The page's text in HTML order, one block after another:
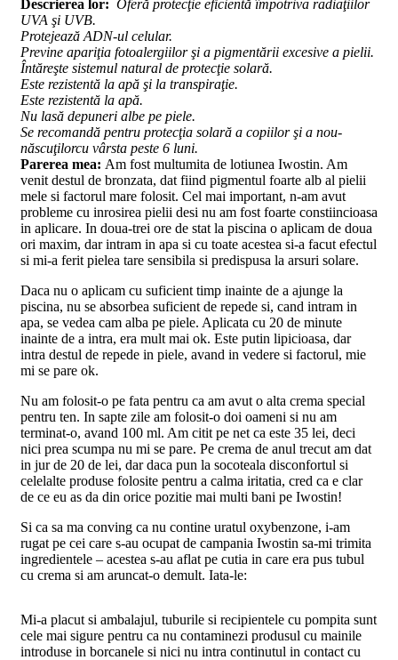
Descrierea lor: Oferă protecţie eficientă împotriva radiaţiilor
UVA şi UVB.
Protejează ADN-ul celular.
Previne apariţia fotoalergiilor şi a pigmentării excesive a pielii.
Întăreşte sistemul natural de protecţie solară.
Este rezistentă la apă şi la transpiraţie.
Este rezistentă la apă.
Nu lasă depuneri albe pe piele.
Se recomandă pentru protecţia solară a copiilor şi a nou-
născuţilorcu vârsta peste 6 luni.
Parerea mea: Am fost multumita de lotiunea Iwostin. Am
venit destul de bronzata, dat fiind pigmentul foarte alb al pielii
mele si factorul mare folosit. Cel mai important, n-am avut
probleme cu inrosirea pielii desi nu am fost foarte constiincioasa
in aplicare. In doua-trei ore de stat la piscina o aplicam de doua
ori maxim, dar intram in apa si cu toate acestea si-a facut efectul
si mi-a ferit pielea tare sensibila si predispusa la arsuri solare.
Daca nu o aplicam cu suficient timp inainte de a ajunge la
piscina, nu se absorbea suficient de repede si, cand intram in
apa, se vedea cam alba pe piele. Aplicata cu 20 de minute
inainte de a intra, era mult mai ok. Este putin lipicioasa, dar
intra destul de repede in piele, avand in vedere si factorul, mie
mi se pare ok.
Nu am folosit-o pe fata pentru ca am avut o alta crema special
pentru ten. In sapte zile am folosit-o doi oameni si nu am
terminat-o, avand 100 ml. Am citit pe net ca este 35 lei, deci
nici prea scumpa nu mi se pare. Pe crema de anul trecut am dat
in jur de 20 de lei, dar daca pun la socoteala disconfortul si
celelalte produse folosite pentru a calma iritatia, cred ca e clar
de ce eu as da din orice pozitie mai multi bani pe Iwostin!
Si ca sa ma conving ca nu contine uratul oxybenzone, i-am
rugat pe cei care s-au ocupat de campania Iwostin sa-mi trimita
ingredientele – acestea s-au aflat pe cutia in care era pus tubul
cu crema si am aruncat-o demult. Iata-le:
Mi-a placut si ambalajul, tuburile si recipientele cu pompita sunt
cele mai sigure pentru ca nu contaminezi produsul cu mainile
introduse in borcanele si nici nu intra continutul in contact cu